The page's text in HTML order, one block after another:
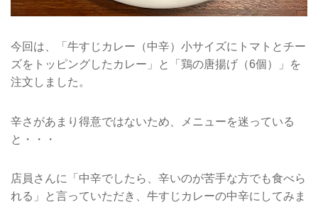
今回は、「牛すじカレー（中辛）小サイズにトマトとチー
ズをトッピングしたカレー」と「鶏の唐揚げ（6個）」を
注文しました。
辛さがあまり得意ではないため、メニューを迷っている
と・・・
店員さんに「中辛でしたら、辛いのが苦手な方でも食べら
れる」と言っていただき、牛すじカレーの中辛にしてみま